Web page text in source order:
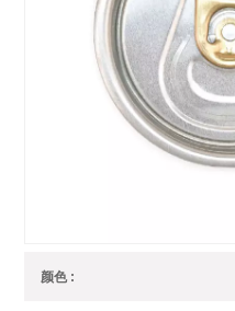
保沣提供各种彩色拉环盖
颜色 :